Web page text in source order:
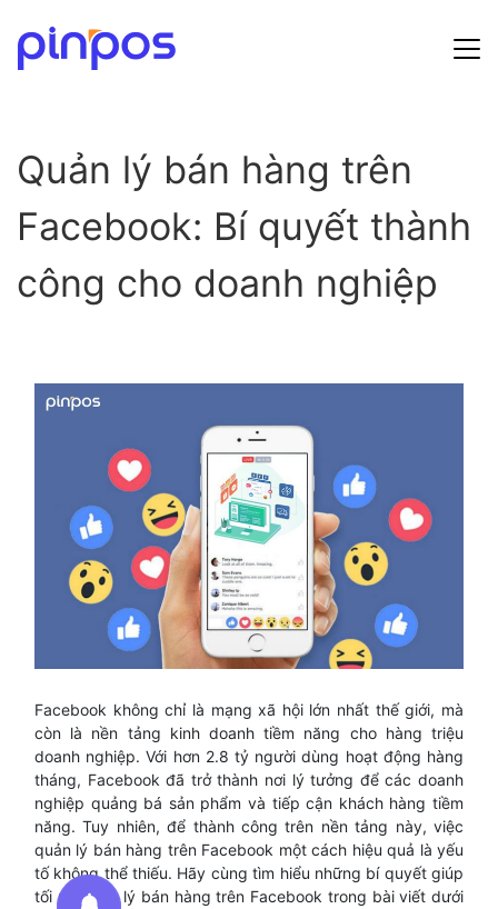
Bảng giá
Tin tức
Đăng ký
Quản lý bán hàng trên
Facebook: Bí quyết thành
công cho doanh nghiệp
Facebook không chỉ là mạng xã hội lớn nhất thế giới, mà
còn là nền tảng kinh doanh tiềm năng cho hàng triệu
doanh nghiệp. Với hơn 2.8 tỷ người dùng hoạt động hàng
tháng, Facebook đã trở thành nơi lý tưởng để các doanh
nghiệp quảng bá sản phẩm và tiếp cận khách hàng tiềm
năng. Tuy nhiên, để thành công trên nền tảng này, việc
quản lý bán hàng trên Facebook một cách hiệu quả là yếu
tố không thể thiếu. Hãy cùng tìm hiểu những bí quyết giúp
tối ưu quản lý bán hàng trên Facebook trong bài viết dưới